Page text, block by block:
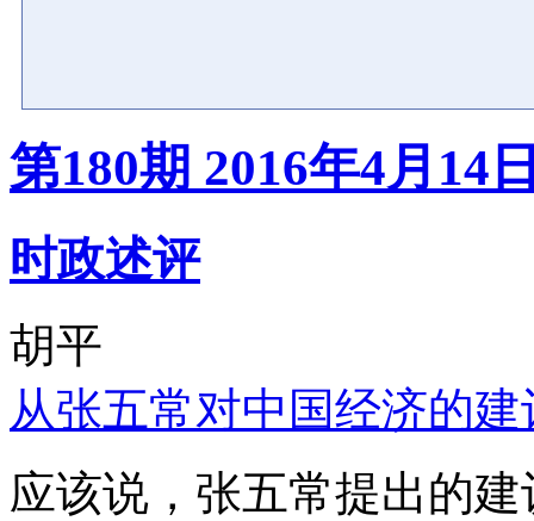
第180期 2016年4月14
时政述评
胡平
从张五常对中国经济的
应该说，张五常提出的